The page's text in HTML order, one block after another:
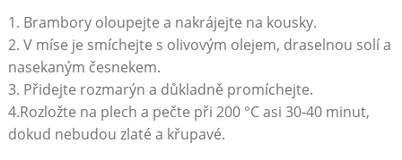
1. Brambory oloupejte a nakrájejte na kousky.
2. V míse je smíchejte s olivovým olejem, draselnou solí a
nasekaným česnekem.
3. Přidejte rozmarýn a důkladně promíchejte.
4.Rozložte na plech a pečte při 200 °C asi 30-40 minut,
dokud nebudou zlaté a křupavé.